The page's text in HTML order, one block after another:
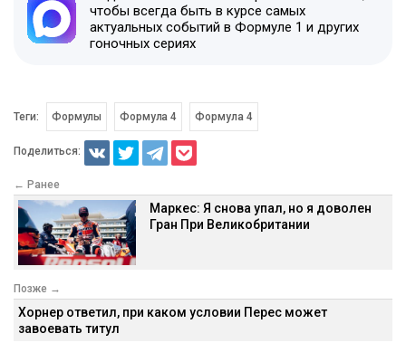
чтобы всегда быть в курсе самых
актуальных событий в Формуле 1 и других
гоночных сериях
Теги: Формулы Формула 4 Формула 4
Поделиться:
← Ранее
Маркес: Я снова упал, но я доволен
Гран При Великобритании
Позже →
Хорнер ответил, при каком условии Перес может
завоевать титул